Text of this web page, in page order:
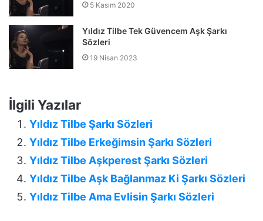
5 Kasım 2020
Yıldız Tilbe Tek Güvencem Aşk Şarkı
Sözleri
19 Nisan 2023
İlgili Yazılar
Yıldız Tilbe Şarkı Sözleri
Yıldız Tilbe Erkeğimsin Şarkı Sözleri
Yıldız Tilbe Aşkperest Şarkı Sözleri
Yıldız Tilbe Aşk Bağlanmaz Ki Şarkı Sözleri
Yıldız Tilbe Ama Evlisin Şarkı Sözleri